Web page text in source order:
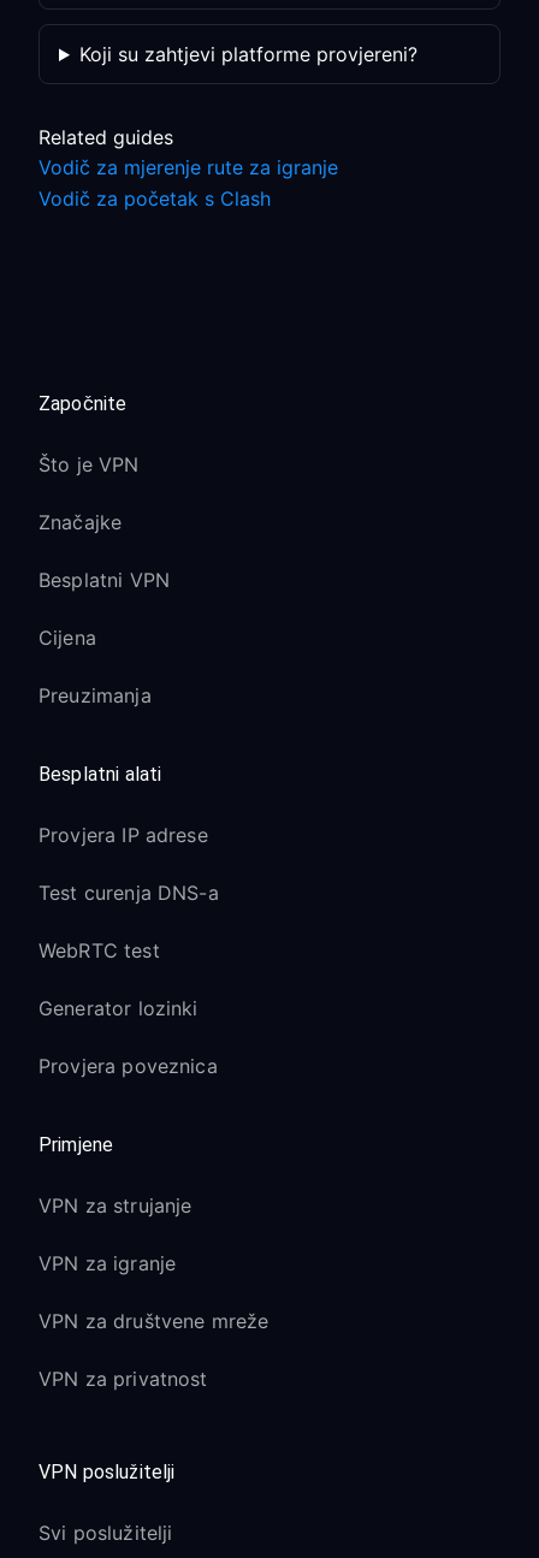
Koji su zahtjevi platforme provjereni?
Related guides
Vodič za mjerenje rute za igranje
Vodič za početak s Clash
Započnite
Što je VPN
Značajke
Besplatni VPN
Cijena
Preuzimanja
Besplatni alati
Provjera IP adrese
Test curenja DNS-a
WebRTC test
Generator lozinki
Provjera poveznica
Primjene
VPN za strujanje
VPN za igranje
VPN za društvene mreže
VPN za privatnost
VPN poslužitelji
Svi poslužitelji